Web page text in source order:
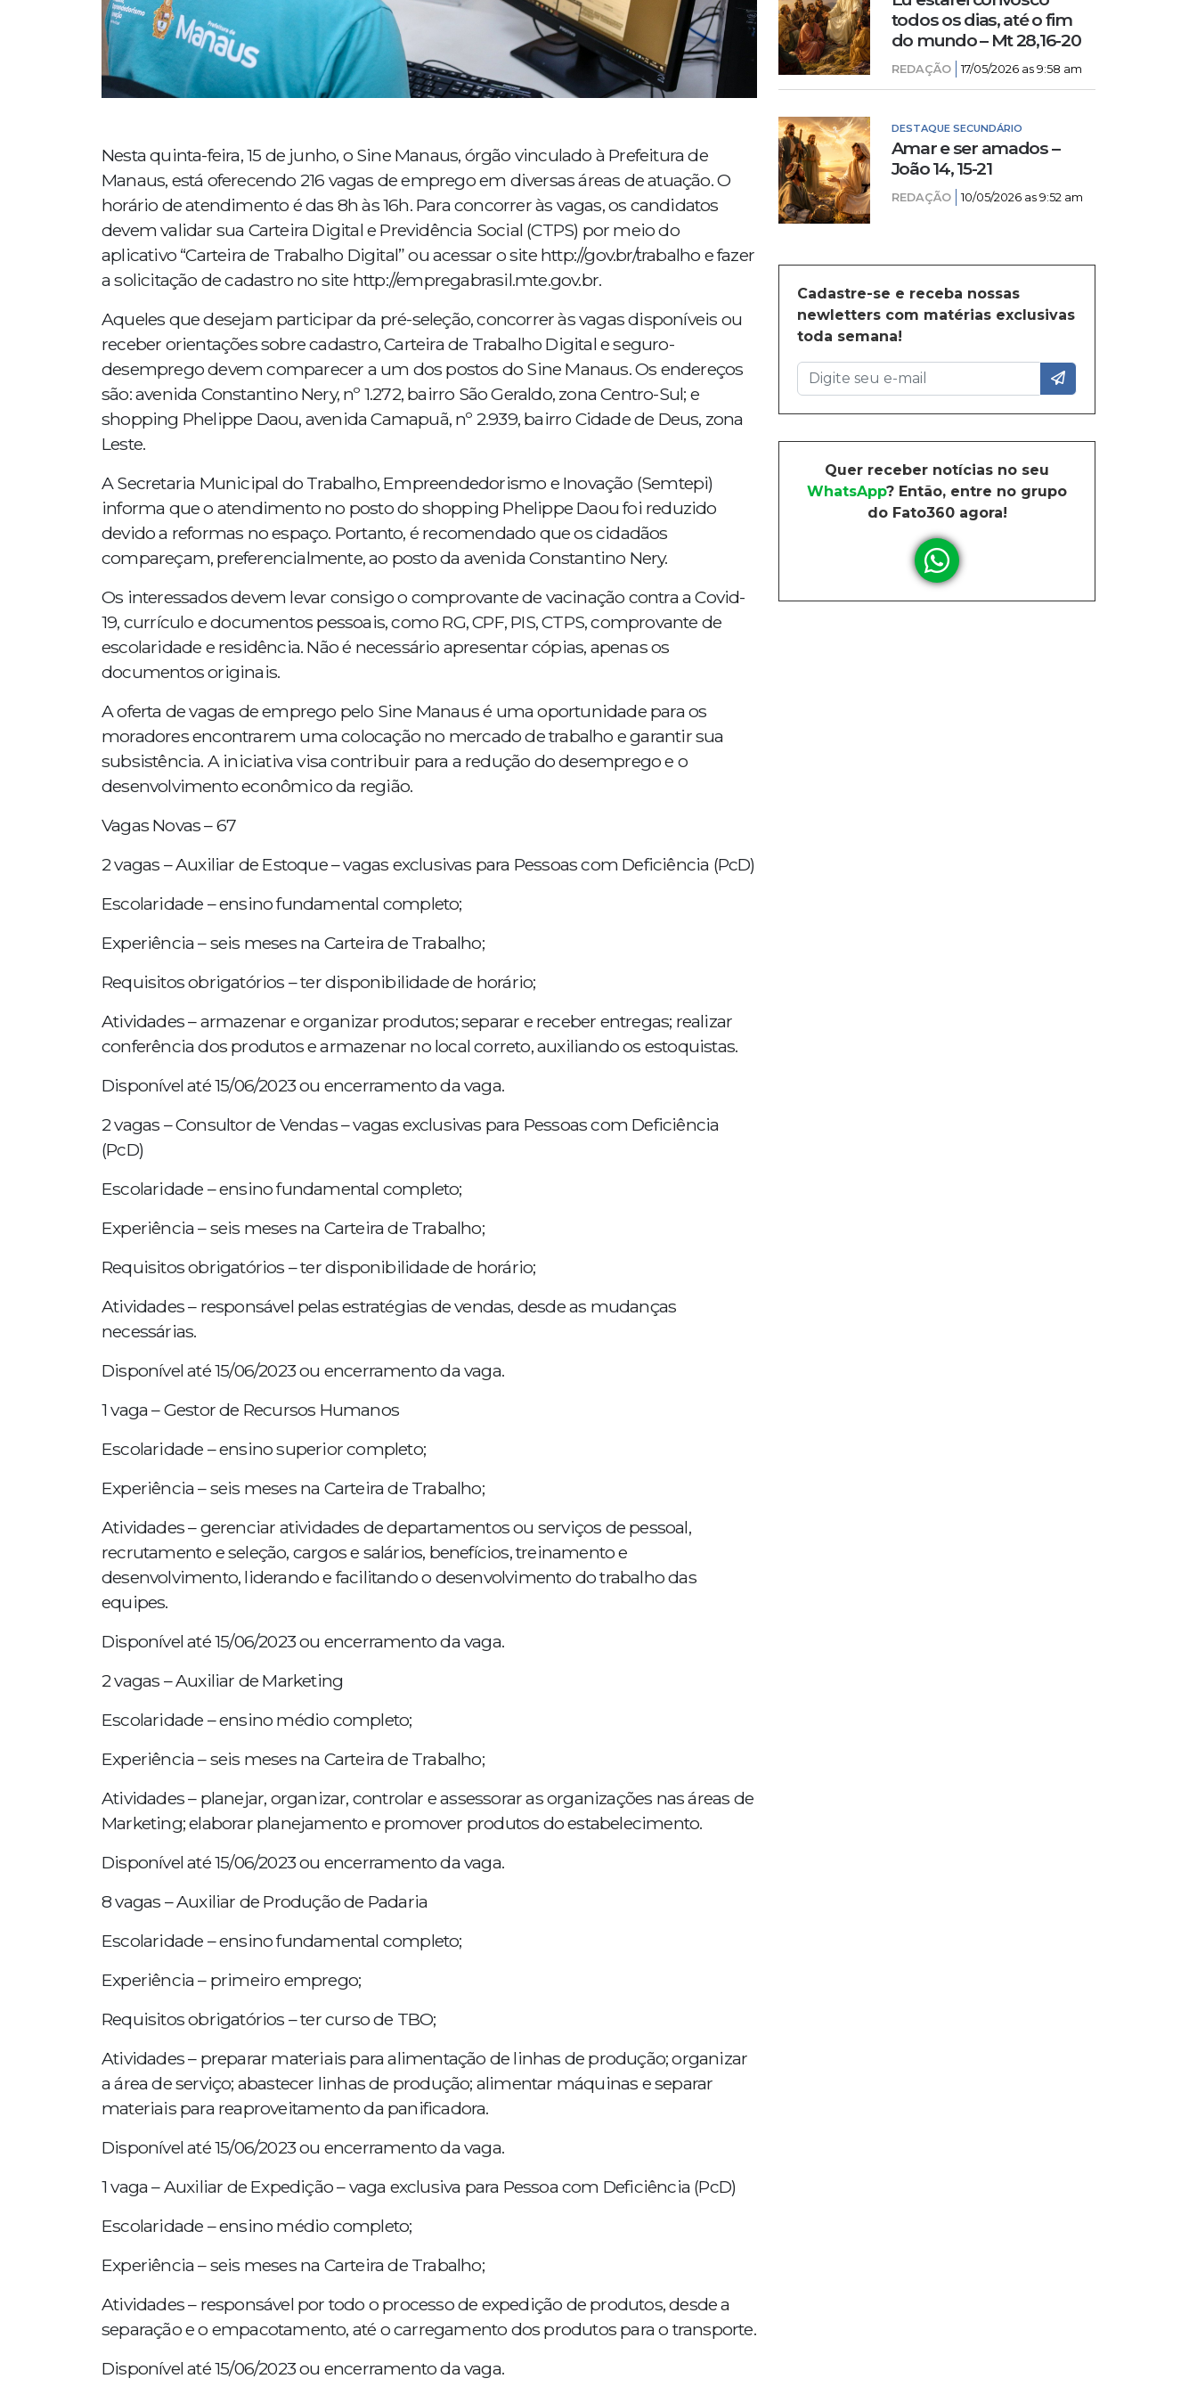
Nesta quinta-feira, 15 de junho, o Sine Manaus, órgão vinculado à Prefeitura de
Manaus, está oferecendo 216 vagas de emprego em diversas áreas de atuação. O
horário de atendimento é das 8h às 16h. Para concorrer às vagas, os candidatos
devem validar sua Carteira Digital e Previdência Social (CTPS) por meio do
aplicativo “Carteira de Trabalho Digital” ou acessar o site http://gov.br/trabalho e fazer
a solicitação de cadastro no site http://empregabrasil.mte.gov.br.
Aqueles que desejam participar da pré-seleção, concorrer às vagas disponíveis ou
receber orientações sobre cadastro, Carteira de Trabalho Digital e seguro-
desemprego devem comparecer a um dos postos do Sine Manaus. Os endereços
são: avenida Constantino Nery, nº 1.272, bairro São Geraldo, zona Centro-Sul; e
shopping Phelippe Daou, avenida Camapuã, nº 2.939, bairro Cidade de Deus, zona
Leste.
A Secretaria Municipal do Trabalho, Empreendedorismo e Inovação (Semtepi)
informa que o atendimento no posto do shopping Phelippe Daou foi reduzido
devido a reformas no espaço. Portanto, é recomendado que os cidadãos
compareçam, preferencialmente, ao posto da avenida Constantino Nery.
Os interessados devem levar consigo o comprovante de vacinação contra a Covid-
19, currículo e documentos pessoais, como RG, CPF, PIS, CTPS, comprovante de
escolaridade e residência. Não é necessário apresentar cópias, apenas os
documentos originais.
A oferta de vagas de emprego pelo Sine Manaus é uma oportunidade para os
moradores encontrarem uma colocação no mercado de trabalho e garantir sua
subsistência. A iniciativa visa contribuir para a redução do desemprego e o
desenvolvimento econômico da região.
Vagas Novas – 67
2 vagas – Auxiliar de Estoque – vagas exclusivas para Pessoas com Deficiência (PcD)
Escolaridade – ensino fundamental completo;
Experiência – seis meses na Carteira de Trabalho;
Requisitos obrigatórios – ter disponibilidade de horário;
Atividades – armazenar e organizar produtos; separar e receber entregas; realizar
conferência dos produtos e armazenar no local correto, auxiliando os estoquistas.
Disponível até 15/06/2023 ou encerramento da vaga.
2 vagas – Consultor de Vendas – vagas exclusivas para Pessoas com Deficiência
(PcD)
Escolaridade – ensino fundamental completo;
Experiência – seis meses na Carteira de Trabalho;
Requisitos obrigatórios – ter disponibilidade de horário;
Atividades – responsável pelas estratégias de vendas, desde as mudanças
necessárias.
Disponível até 15/06/2023 ou encerramento da vaga.
1 vaga – Gestor de Recursos Humanos
Escolaridade – ensino superior completo;
Experiência – seis meses na Carteira de Trabalho;
Atividades – gerenciar atividades de departamentos ou serviços de pessoal,
recrutamento e seleção, cargos e salários, benefícios, treinamento e
desenvolvimento, liderando e facilitando o desenvolvimento do trabalho das
equipes.
Disponível até 15/06/2023 ou encerramento da vaga.
2 vagas – Auxiliar de Marketing
Escolaridade – ensino médio completo;
Experiência – seis meses na Carteira de Trabalho;
Atividades – planejar, organizar, controlar e assessorar as organizações nas áreas de
Marketing; elaborar planejamento e promover produtos do estabelecimento.
Disponível até 15/06/2023 ou encerramento da vaga.
8 vagas – Auxiliar de Produção de Padaria
Escolaridade – ensino fundamental completo;
Experiência – primeiro emprego;
Requisitos obrigatórios – ter curso de TBO;
Atividades – preparar materiais para alimentação de linhas de produção; organizar
a área de serviço; abastecer linhas de produção; alimentar máquinas e separar
materiais para reaproveitamento da panificadora.
Disponível até 15/06/2023 ou encerramento da vaga.
1 vaga – Auxiliar de Expedição – vaga exclusiva para Pessoa com Deficiência (PcD)
Escolaridade – ensino médio completo;
Experiência – seis meses na Carteira de Trabalho;
Atividades – responsável por todo o processo de expedição de produtos, desde a
separação e o empacotamento, até o carregamento dos produtos para o transporte.
Disponível até 15/06/2023 ou encerramento da vaga.
todos os dias, até o fim
do mundo – Mt 28,16-20
REDAÇÃO 17/05/2026 as 9:58 am
DESTAQUE SECUNDÁRIO
Amar e ser amados –
João 14, 15-21
REDAÇÃO 10/05/2026 as 9:52 am
Cadastre-se e receba nossas
newletters com matérias exclusivas
toda semana!
Quer receber notícias no seu
WhatsApp? Então, entre no grupo
do Fato360 agora!